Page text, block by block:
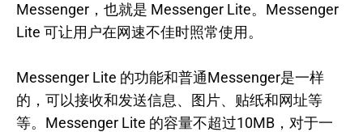
Messenger，也就是 Messenger Lite。Messenger
Lite 可让用户在网速不佳时照常使用。
Messenger Lite 的功能和普通Messenger是一样
的，可以接收和发送信息、图片、贴纸和网址等
等。Messenger Lite 的容量不超过10MB，对于一